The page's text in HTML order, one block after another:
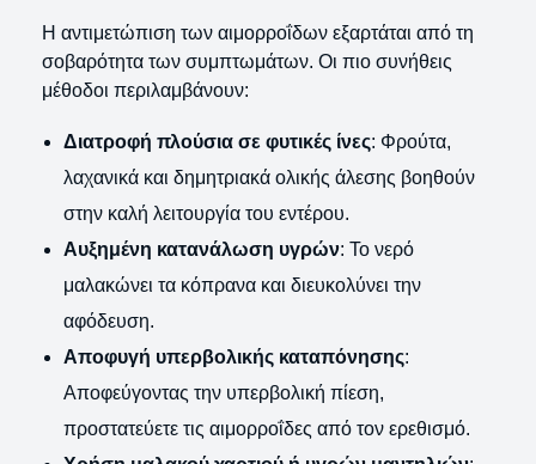
Η αντιμετώπιση των αιμορροΐδων εξαρτάται από τη
σοβαρότητα των συμπτωμάτων. Οι πιο συνήθεις
μέθοδοι περιλαμβάνουν:
Διατροφή πλούσια σε φυτικές ίνες: Φρούτα,
λαχανικά και δημητριακά ολικής άλεσης βοηθούν
στην καλή λειτουργία του εντέρου.
Αυξημένη κατανάλωση υγρών: Το νερό
μαλακώνει τα κόπρανα και διευκολύνει την
αφόδευση.
Αποφυγή υπερβολικής καταπόνησης:
Αποφεύγοντας την υπερβολική πίεση,
προστατεύετε τις αιμορροΐδες από τον ερεθισμό.